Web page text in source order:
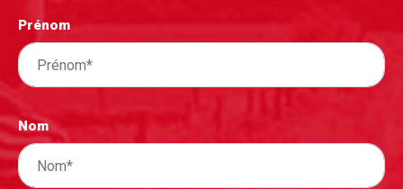
Prénom
Nom